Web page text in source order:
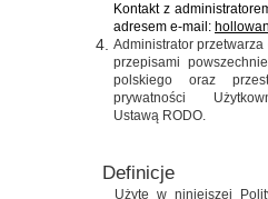
Kontakt z
adresem e-mail:
Administrator
przepisami
polskiego oraz
prywatności
Ustawą RODO.
Definicje
Użyte w niniejszej